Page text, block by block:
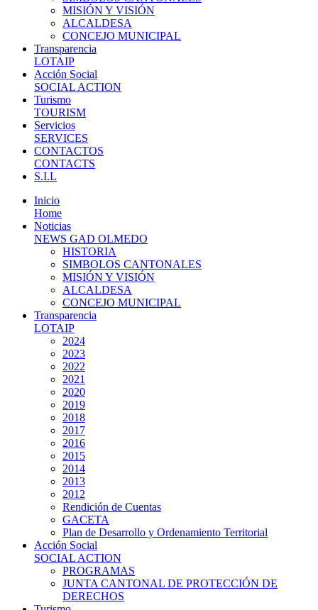
MISIÓN Y VISIÓN
ALCALDESA
CONCEJO MUNICIPAL
Transparencia
LOTAIP
Acción Social
SOCIAL ACTION
Turismo
TOURISM
Servicios
SERVICES
CONTACTOS
CONTACTS
S.I.L
Inicio
Home
Noticias
NEWS GAD OLMEDO
HISTORIA
SIMBOLOS CANTONALES
MISIÓN Y VISIÓN
ALCALDESA
CONCEJO MUNICIPAL
Transparencia
LOTAIP
2024
2023
2022
2021
2020
2019
2018
2017
2016
2015
2014
2013
2012
Rendición de Cuentas
GACETA
Plan de Desarrollo y Ordenamiento Territorial
Acción Social
SOCIAL ACTION
PROGRAMAS
JUNTA CANTONAL DE PROTECCIÓN DE
DERECHOS